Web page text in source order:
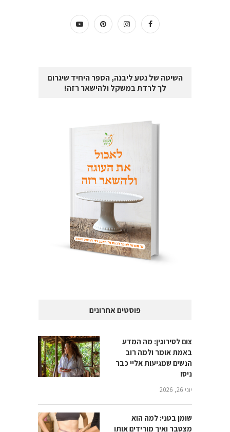
השיטה של נטע ליבנה, הספר היחיד שיגרום
לך לרדת במשקל ולהישאר רזה!
פוסטים אחרונים
צום לסירוגין: מה המדע
באמת אומר ולמה רוב
הנשים שמגיעות אליי כבר
ניסו
יוני 26, 2026
שומן בטני: למה הוא
מצטבר ואיך מורידים אותו